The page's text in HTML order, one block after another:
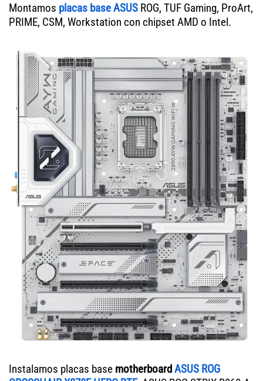
Montamos placas base ASUS ROG, TUF Gaming, ProArt,
PRIME, CSM, Workstation con chipset AMD o Intel.
Instalamos placas base motherboardASUS ROG